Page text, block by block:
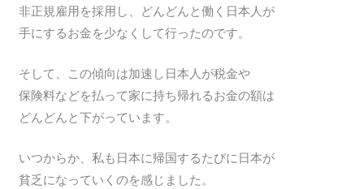
非正規雇用を採用し、どんどんと働く日本人が
手にするお金を少なくして行ったのです。
そして、この傾向は加速し日本人が税金や
保険料などを払って家に持ち帰れるお金の額は
どんどんと下がっています。
いつからか、私も日本に帰国するたびに日本が
貧乏になっていくのを感じました。